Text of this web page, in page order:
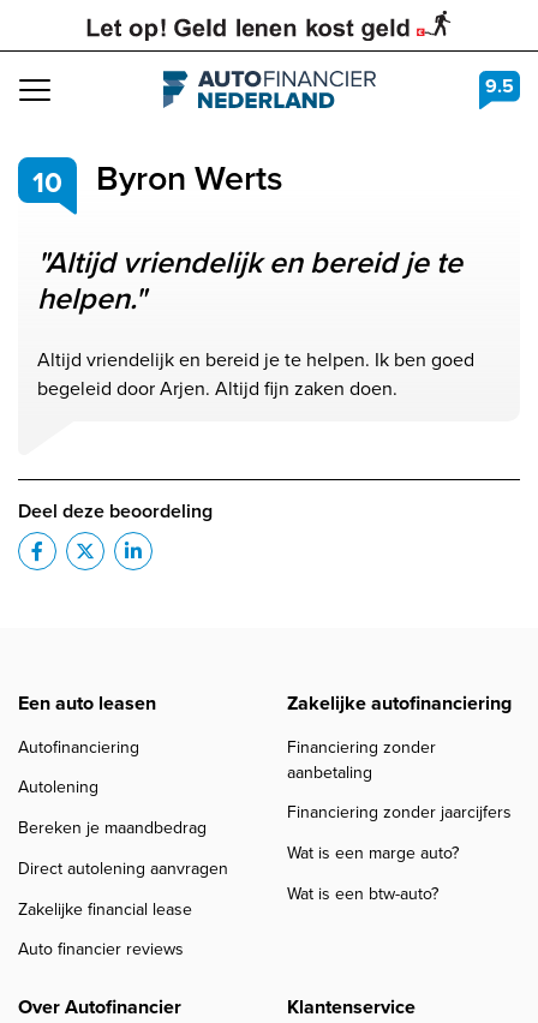
Navigation 9.5
10 Byron Werts
"Altijd vriendelijk en bereid je te
helpen."
Altijd vriendelijk en bereid je te helpen. Ik ben goed
begeleid door Arjen. Altijd fijn zaken doen.
Deel deze beoordeling
Een auto leasen
Autofinanciering
Autolening
Bereken je maandbedrag
Direct autolening aanvragen
Zakelijke financial lease
Auto financier reviews
Zakelijke autofinanciering
Financiering zonder
aanbetaling
Financiering zonder jaarcijfers
Wat is een marge auto?
Wat is een btw-auto?
Over Autofinancier
Klantenservice